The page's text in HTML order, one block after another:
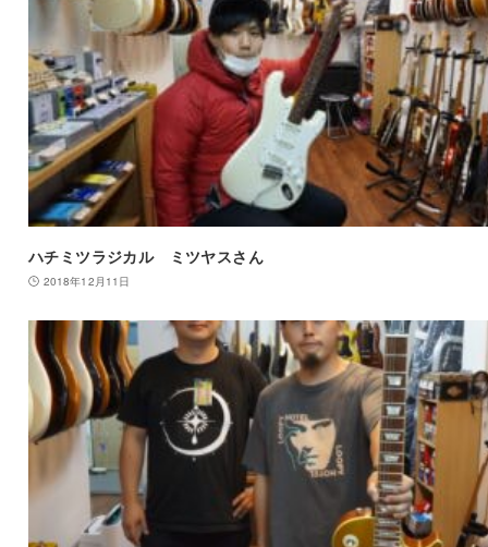
ハチミツラジカル ミツヤスさん
2018年12月11日